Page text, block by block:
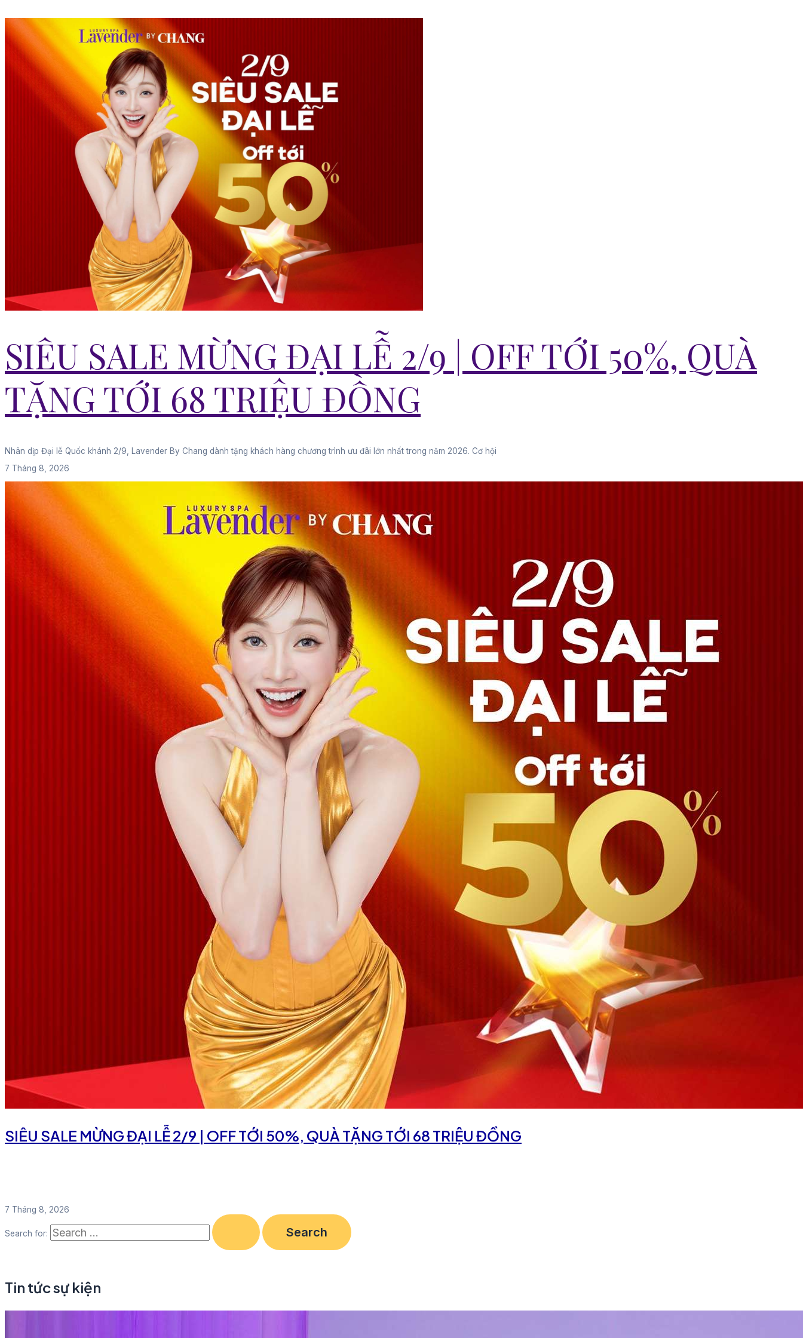
SIÊU SALE MỪNG ĐẠI LỄ 2/9 | OFF TỚI 50%, QUÀ
TẶNG TỚI 68 TRIỆU ĐỒNG
Nhân dịp Đại lễ Quốc khánh 2/9, Lavender By Chang dành tặng khách hàng chương trình ưu đãi lớn nhất trong năm 2026. Cơ hội
7 Tháng 8, 2026
SIÊU SALE MỪNG ĐẠI LỄ 2/9 | OFF TỚI 50%, QUÀ TẶNG TỚI 68 TRIỆU ĐỒNG
7 Tháng 8, 2026
Search for:
Tin tức sự kiện